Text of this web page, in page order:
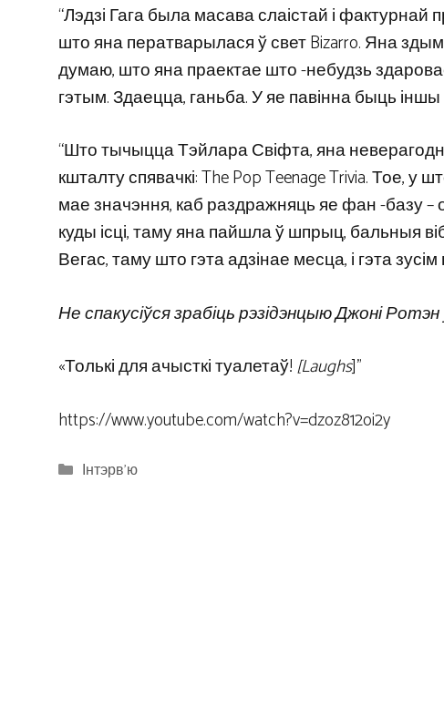
“Лэдзі Гага была масава слаістай і фактурнай
што яна ператварылася ў свет Bizarro. Яна
думаю, што яна праектае што -небудзь
гэтым. Здаецца, ганьба. У яе павінна быць іншы
“Што тычыцца Тэйлара Свіфта, яна
кшталту спявачкі: The Pop Teenage Trivia. Тое,
мае значэння, каб раздражняць яе фан -базу
куды ісці, таму яна пайшла ў шпрыц, бальныя
Вегас, таму што гэта адзінае месца, і гэта
Не спакусіўся зрабіць рэзідэнцыю Джоні
«Толькі для ачысткі туалетаў![Laughs]”
https://www.youtube.com/watch?v=dzoz812oi2y
Categories
Інтэрв'ю